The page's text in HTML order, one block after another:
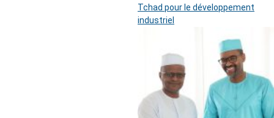
Tchad pour le développement
industriel